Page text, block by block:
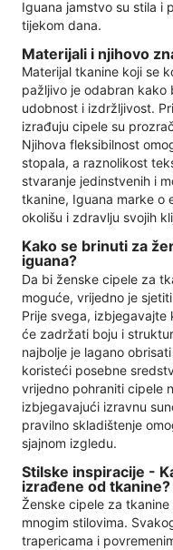
Iguana jamstvo su stila i
tijekom dana.
Materijali i njihovo
Materijal tkanine koji se
pažljivo je odabran kako
udobnost i izdržljivost.
izrađuju cipele su
Njihova fleksibilnost
stopala, a raznolikost
stvaranje jedinstvenih i
tkanine, Iguana marke o
okolišu i zdravlju svojih
Kako se brinuti za
iguana?
Da bi ženske cipele za
moguće, vrijedno je
Prije svega,
će zadržati boju i
najbolje je lagano
koristeći posebne
vrijedno pohraniti cipele
izbjegavajući izravnu
pravilno skladištenje
sjajnom izgledu.
Stilske inspiracije -
izrađene od tkanine?
Ženske cipele za
mnogim stilovima.
trapericama i